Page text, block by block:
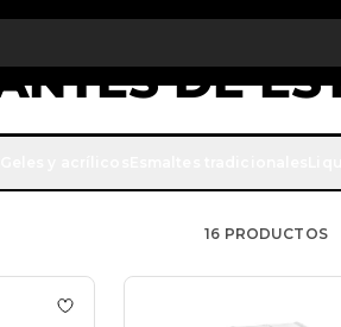
cantidad: desde un -5 % en todos los
DE
y guantes de Passione Beauty.
16 PRODUCTOS
Staleks Pads, rosa, 400 pzs
Añadir a la lista de deseos Nail